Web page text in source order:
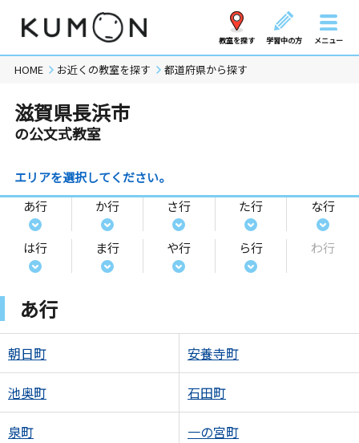
教室を探す 学習中の方 メニュー
HOME お近くの教室を探す 都道府県から探す
滋賀県長浜市
の公文式教室
エリアを選択してください。
あ行
か行 さ行 た行 な行
は行 ま行 や行 ら行 わ行
あ行
朝日町 安養寺町
池奥町 石田町
泉町 一の宮町